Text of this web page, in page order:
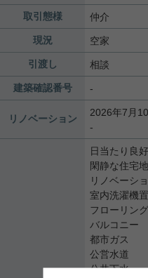
取引態様 仲介
現況 空家
引渡し 相談
建築確認番号 -
リノベーション
2026年7月
-
日当たり良好
閑静な住宅地
リノベーシ
室内洗濯機
フローリング
バルコニー
都市ガス
公営水道
公共下水